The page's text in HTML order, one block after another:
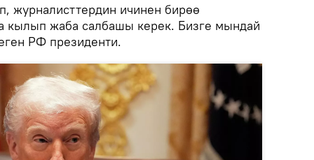
журналисттердин ичинен бирөө
кылып жаба салбашы керек. Бизге мындай
РФ президенти.